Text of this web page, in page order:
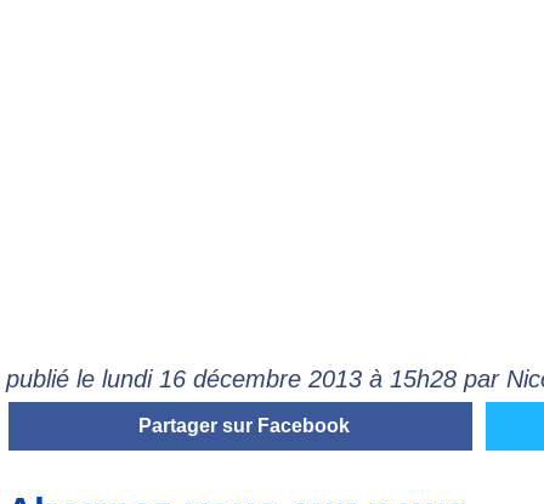
publié le lundi 16 décembre 2013 à 15h28 par
Partager sur Facebook